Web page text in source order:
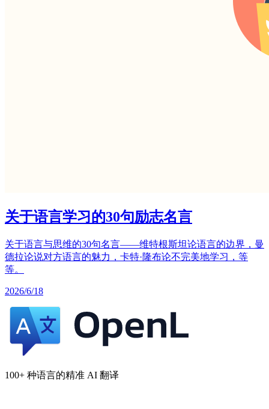
关于语言学习的30句励志名言
关于语言与思维的30句名言——维特根斯坦论语言的边界，曼
德拉论说对方语言的魅力，卡特·隆布论不完美地学习，等
等。
2026/6/18
100+ 种语言的精准 AI 翻译